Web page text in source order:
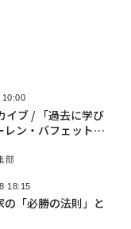
10:00
イブ / 「過去に学び
レン・バフェット流
部
18:15
「必勝の法則」と